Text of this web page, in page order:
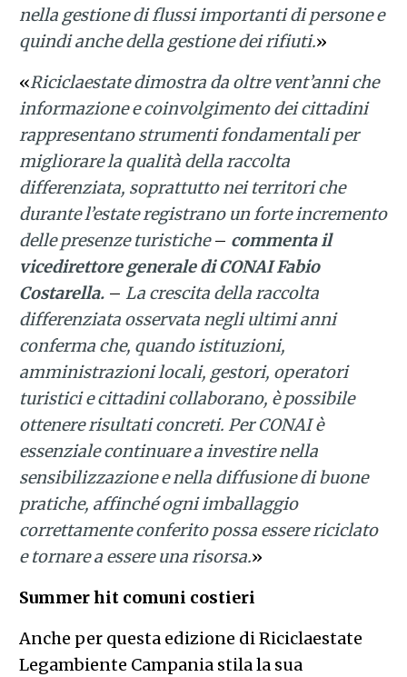
nella gestione di flussi importanti di persone e
quindi anche della gestione dei rifiuti.»
«Riciclaestate dimostra da oltre vent’anni che
informazione e coinvolgimento dei cittadini
rappresentano strumenti fondamentali per
migliorare la qualità della raccolta
differenziata, soprattutto nei territori che
durante l’estate registrano un forte incremento
delle presenze turistiche– commenta il
vicedirettore generale di CONAI Fabio
Costarella.– La crescita della raccolta
differenziata osservata negli ultimi anni
conferma che, quando istituzioni,
amministrazioni locali, gestori, operatori
turistici e cittadini collaborano, è possibile
ottenere risultati concreti. Per CONAI è
essenziale continuare a investire nella
sensibilizzazione e nella diffusione di buone
pratiche, affinché ogni imballaggio
correttamente conferito possa essere riciclato
e tornare a essere una risorsa.»
Summer hit comuni costieri
Anche per questa edizione di Riciclaestate
Legambiente Campania stila la sua